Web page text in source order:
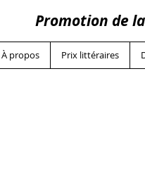
Promotion de
À propos Prix littéraires